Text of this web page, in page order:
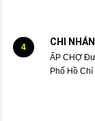
4 CHI
ẤP CHỢ
Phố Hồ Chí